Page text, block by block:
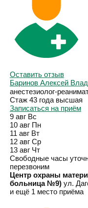
Оставить отзыв
Баринов Алексей
анестезиолог-
Стаж 43 года высшая
Записаться на приём
9 авг Вс
10 авг Пн
11 авг Вт
12 авг Ср
13 авг Чт
Свободные часы
перезвоним
Центр охраны
больница №9) ул.
и ещё 1 место приёма